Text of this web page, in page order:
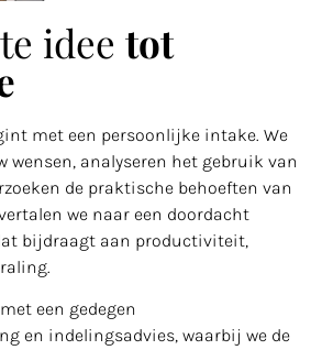
idee tot
met een persoonlijke intake. We
wensen, analyseren het gebruik van
de praktische behoeften van
we naar een doordacht
bijdraagt aan productiviteit,
een gedegen
en indelingsadvies, waarbij we de